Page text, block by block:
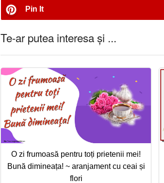
Pin It
Te-ar putea interesa și ...
O zi frumoasă pentru toți prietenii mei!
Bună dimineața! ~ aranjament cu ceai și
flori